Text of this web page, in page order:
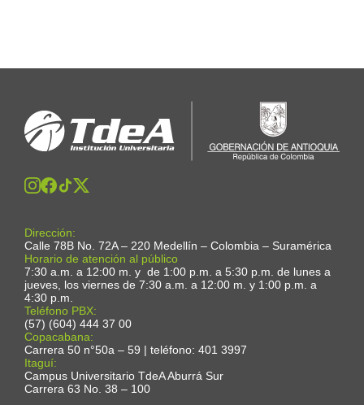
Dirección:
Calle 78B No. 72A – 220 Medellín – Colombia – Suramérica
Horario de atención al público
7:30 a.m. a 12:00 m. y de 1:00 p.m. a 5:30 p.m. de lunes a
jueves, los viernes de 7:30 a.m. a 12:00 m. y 1:00 p.m. a
4:30 p.m.
Teléfono PBX:
(57) (604) 444 37 00
Copacabana:
Carrera 50 n°50a – 59 | teléfono: 401 3997
Itaguí:
Campus Universitario TdeA Aburrá Sur
Carrera 63 No. 38 – 100